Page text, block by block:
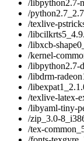
/libpython2.7-
/
/texlive-
/
/libxcb-
/kernel-
/libpython2.7-
/libdrm-
/
/texlive-latex-
/libyaml-tiny-
/zip_3.0-
/tex-